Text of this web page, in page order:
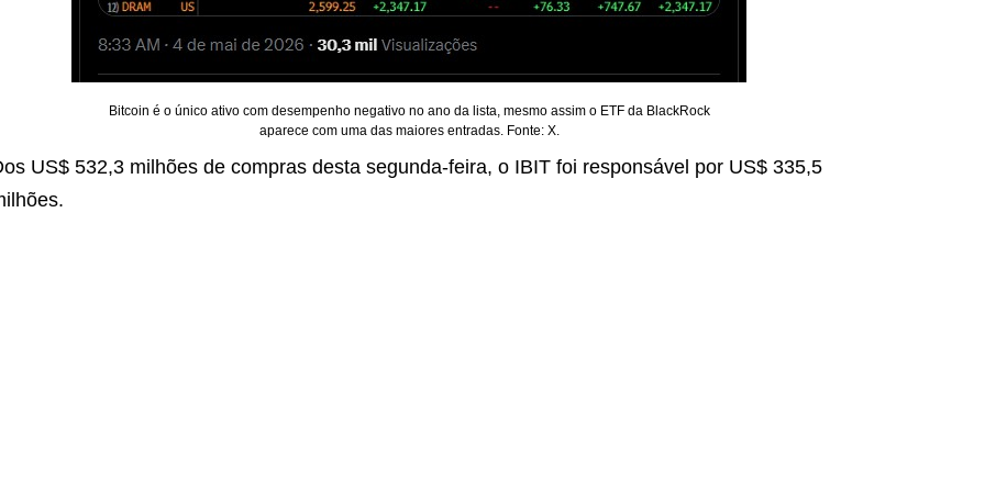
Bitcoin é o único ativo com desempenho negativo no ano da lista, mesmo assim o ETF da BlackRock
aparece com uma das maiores entradas. Fonte: X.
US$ 532,3 milhões de compras desta segunda-feira, o IBIT foi responsável por US$ 335,5